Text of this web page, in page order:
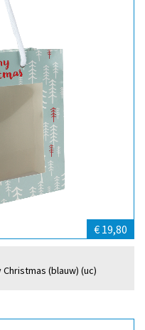
€ 19,80
(blauw) (uc)